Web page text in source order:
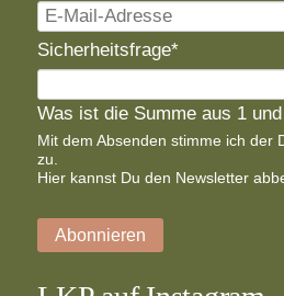
E-
Mail-
Adresse
Pflichtfeld
Sicherheitsfrage*
Was ist die Summe aus 1
Mit dem Absenden stimme ich der
zu.
Hier kannst Du den Newsletter
Abonnieren